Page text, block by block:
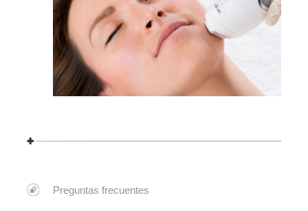
Preguntas frecuentes